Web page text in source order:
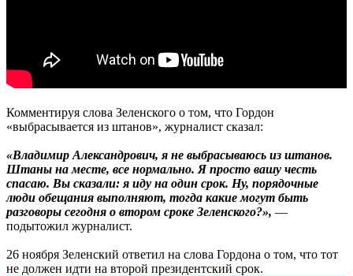
Комментируя слова Зеленского о том, что Гордон
«выбрасывается из штанов», журналист сказал:
«Владимир Александрович, я не выбрасываюсь из штанов.
Штаны на месте, все нормально. Я просто вашу честь
спасаю. Вы сказали: я иду на один срок. Ну, порядочные
люди обещания выполняют, тогда какие могут быть
разговоры сегодня о втором сроке Зеленского?», —
подытожил журналист.
26 ноября Зеленский ответил на слова Гордона о том, что тот
не должен идти на второй президентский срок.